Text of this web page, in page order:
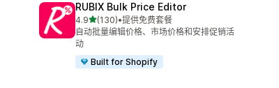
RUBIX Bulk Price Editor
4.9星（满分 5 星）
(130)
总共 130 条评论
•提供免费套餐
自动批量编辑价格、市场价格和安排促销活
动
Built for Shopify